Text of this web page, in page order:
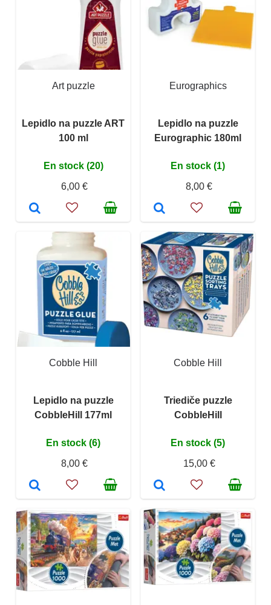
Art puzzle
Lepidlo na puzzle ART
100 ml
En stock (20)
6,00 €
Eurographics
Lepidlo na puzzle
Eurographic 180ml
En stock (1)
8,00 €
Cobble Hill
Lepidlo na puzzle
CobbleHill 177ml
En stock (6)
8,00 €
Cobble Hill
Triediče puzzle
CobbleHill
En stock (5)
15,00 €